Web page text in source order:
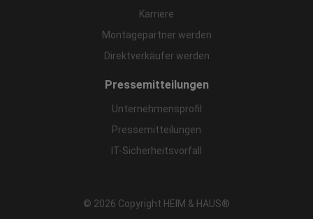
Karriere
Montagepartner werden
Direktverkäufer werden
Pressemitteilungen
Unternehmensprofil
Pressemitteilungen
IT-Sicherheitsvorfall
© 2026 Copyright HEIM & HAUS®